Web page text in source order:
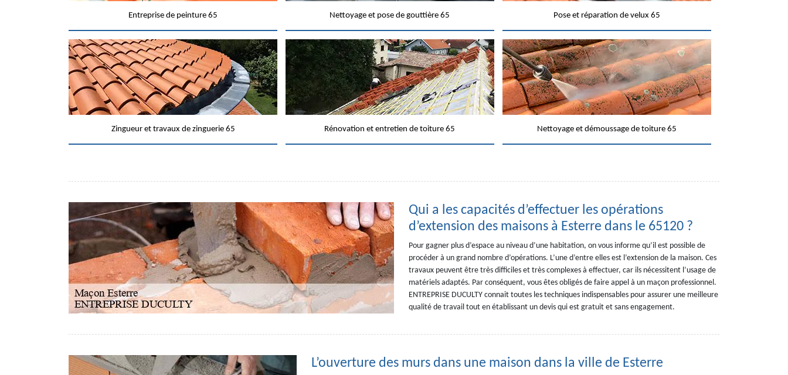
Entreprise de peinture 65 Nettoyage et pose de gouttière 65 Pose et réparation de velux 65
Zingueur et travaux de zinguerie 65 Rénovation et entretien de toiture 65 Nettoyage et démoussage de toiture 65
Qui a les capacités d’effectuer les opérations
d’extension des maisons à Esterre dans le 65120 ?
Pour gagner plus d’espace au niveau d’une habitation, on vous informe qu’il est possible de
procéder à un grand nombre d’opérations. L’une d’entre elles est l’extension de la maison. Ces
travaux peuvent être très difficiles et très complexes à effectuer, car ils nécessitent l’usage de
matériels adaptés. Par conséquent, vous êtes obligés de faire appel à un maçon professionnel.
ENTREPRISE DUCULTY connait toutes les techniques indispensables pour assurer une meilleure
qualité de travail tout en établissant un devis qui est gratuit et sans engagement.
L’ouverture des murs dans une maison dans la ville de Esterre